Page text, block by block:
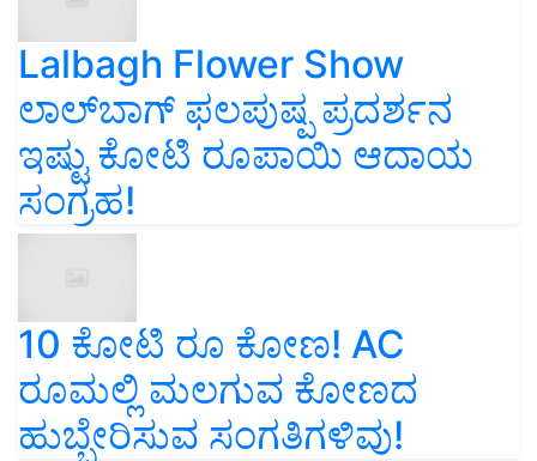
Lalbagh Flower Show
ಲಾಲ್‌ಬಾಗ್ ಫಲಪುಷ್ಪ ಪ್ರದರ್ಶನ
ಇಷ್ಟು ಕೋಟಿ ರೂಪಾಯಿ ಆದಾಯ
ಸಂಗ್ರಹ!
10 ಕೋಟಿ ರೂ ಕೋಣ! AC
ರೂಮಲ್ಲಿ ಮಲಗುವ ಕೋಣದ
ಹುಬ್ಬೇರಿಸುವ ಸಂಗತಿಗಳಿವು!